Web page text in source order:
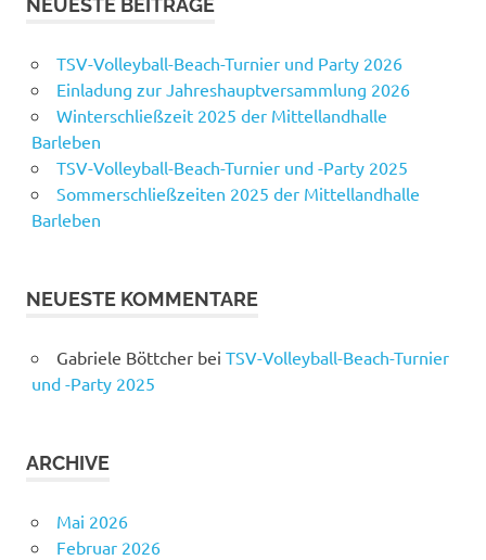
NEUESTE BEITRÄGE
TSV-Volleyball-Beach-Turnier und Party 2026
Einladung zur Jahreshauptversammlung 2026
Winterschließzeit 2025 der Mittellandhalle
Barleben
TSV-Volleyball-Beach-Turnier und -Party 2025
Sommerschließzeiten 2025 der Mittellandhalle
Barleben
NEUESTE KOMMENTARE
Gabriele Böttcherbei TSV-Volleyball-Beach-Turnier
und -Party 2025
ARCHIVE
Mai 2026
Februar 2026